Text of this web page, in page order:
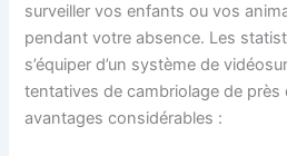
surveiller vos enfants ou vos
pendant votre absence. Les
s’équiper d’un système de
tentatives de cambriolage de près
avantages considérables :